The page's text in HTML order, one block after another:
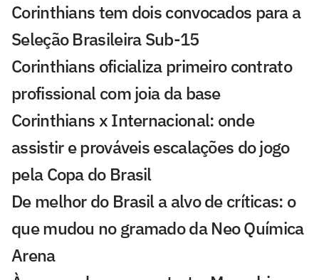
Corinthians tem dois convocados para a
Seleção Brasileira Sub-15
Corinthians oficializa primeiro contrato
profissional com joia da base
Corinthians x Internacional: onde
assistir e prováveis escalações do jogo
pela Copa do Brasil
De melhor do Brasil a alvo de críticas: o
que mudou no gramado da Neo Química
Arena